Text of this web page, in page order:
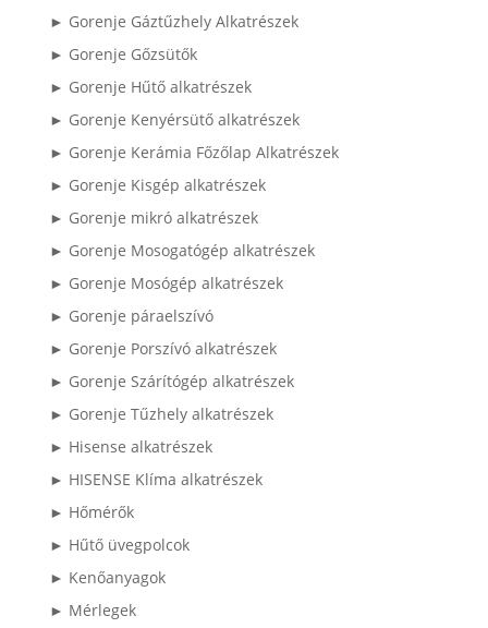
► Gorenje Gáztűzhely Alkatrészek
► Gorenje Gőzsütők
► Gorenje Hűtő alkatrészek
► Gorenje Kenyérsütő alkatrészek
► Gorenje Kerámia Főzőlap Alkatrészek
► Gorenje Kisgép alkatrészek
► Gorenje mikró alkatrészek
► Gorenje Mosogatógép alkatrészek
► Gorenje Mosógép alkatrészek
► Gorenje páraelszívó
► Gorenje Porszívó alkatrészek
► Gorenje Szárítógép alkatrészek
► Gorenje Tűzhely alkatrészek
► Hisense alkatrészek
► HISENSE Klíma alkatrészek
► Hőmérők
► Hűtő üvegpolcok
► Kenőanyagok
► Mérlegek